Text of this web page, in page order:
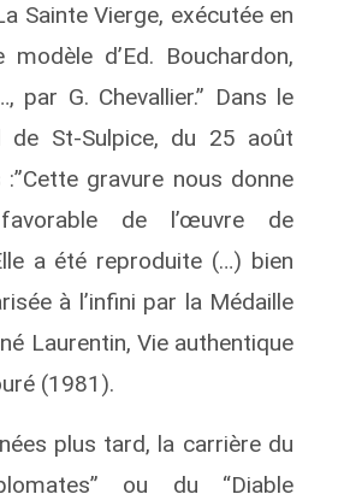
Sainte Vierge, exécutée en
modèle d’Ed. Bouchardon,
par G. Chevallier.” Dans le
de St-Sulpice, du 25 août
gravure nous donne
de l’œuvre de
a été reproduite (…) bien
à l’infini par la Médaille
Laurentin, Vie authentique
(1981).
plus tard, la carrière du
ou du “Diable